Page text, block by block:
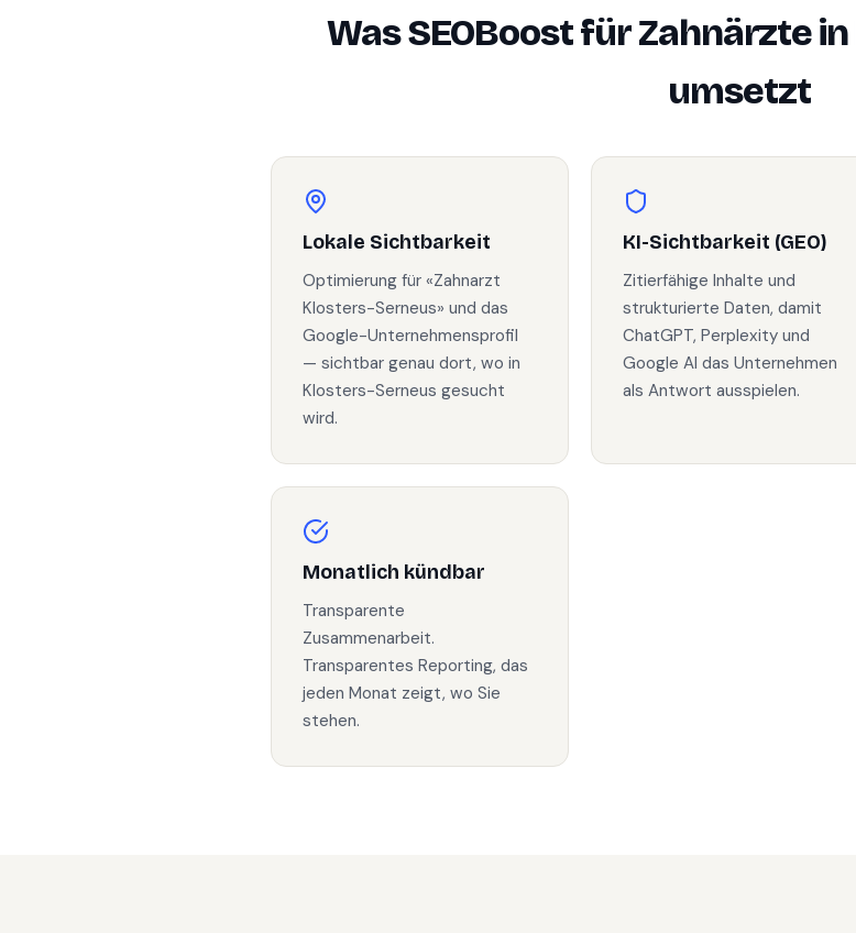
Was SEOBoost fürZahnärztein
umsetzt
Lokale Sichtbarkeit
Optimierung für «Zahnarzt
Klosters-Serneus» und das
Google-Unternehmensprofil
— sichtbar genau dort, wo in
Klosters-Serneus gesucht
wird.
KI-Sichtbarkeit (GEO)
Zitierfähige Inhalte und
strukturierte Daten, damit
ChatGPT, Perplexity und
Google AI das Unternehmen
als Antwort ausspielen.
Monatlich kündbar
Transparente
Zusammenarbeit.
Transparentes Reporting, das
jeden Monat zeigt, wo Sie
stehen.